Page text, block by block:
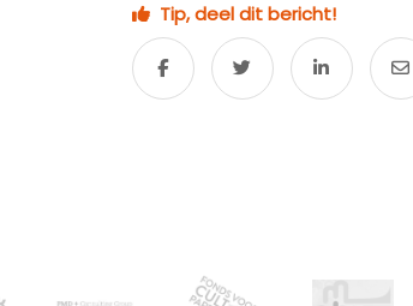
Tip, deel dit bericht!